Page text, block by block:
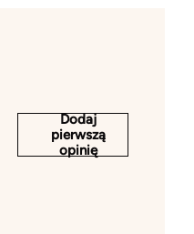
Dodaj
pierwszą
opinię